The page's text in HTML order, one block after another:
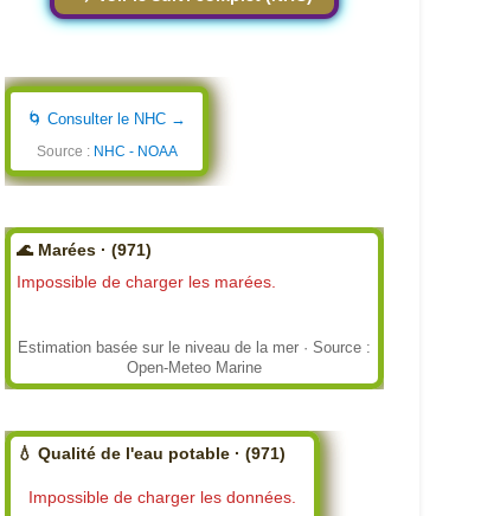
Page
flammes n'attendent pas les
conférences de presse
7/27/2026
LA SOUVERAINETÉ
QUESTION DE
🌀 Consulter le NHC →
Source : NHC - NOAA
🌊 Marées · (971)
Impossible de charger les marées.
Estimation basée sur le niveau de la mer · Source :
Open-Meteo Marine
💧 Qualité de l'eau potable · (971)
Impossible de charger les données.